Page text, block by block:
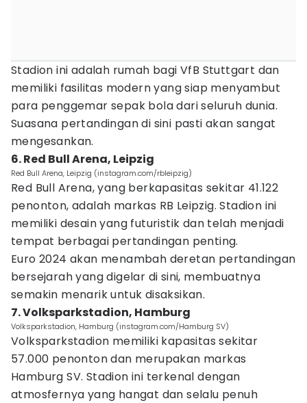
Stadion ini adalah rumah bagi VfB Stuttgart dan
memiliki fasilitas modern yang siap menyambut
para penggemar sepak bola dari seluruh dunia.
Suasana pertandingan di sini pasti akan sangat
mengesankan.
6. Red Bull Arena, Leipzig
Red Bull Arena, Leipzig (instagram.com/rbleipzig)
Red Bull Arena, yang berkapasitas sekitar 41.122
penonton, adalah markas RB Leipzig. Stadion ini
memiliki desain yang futuristik dan telah menjadi
tempat berbagai pertandingan penting.
Euro 2024 akan menambah deretan pertandingan
bersejarah yang digelar di sini, membuatnya
semakin menarik untuk disaksikan.
7. Volksparkstadion, Hamburg
Volksparkstadion, Hamburg (instagram.com/Hamburg SV)
Volksparkstadion memiliki kapasitas sekitar
57.000 penonton dan merupakan markas
Hamburg SV. Stadion ini terkenal dengan
atmosfernya yang hangat dan selalu penuh